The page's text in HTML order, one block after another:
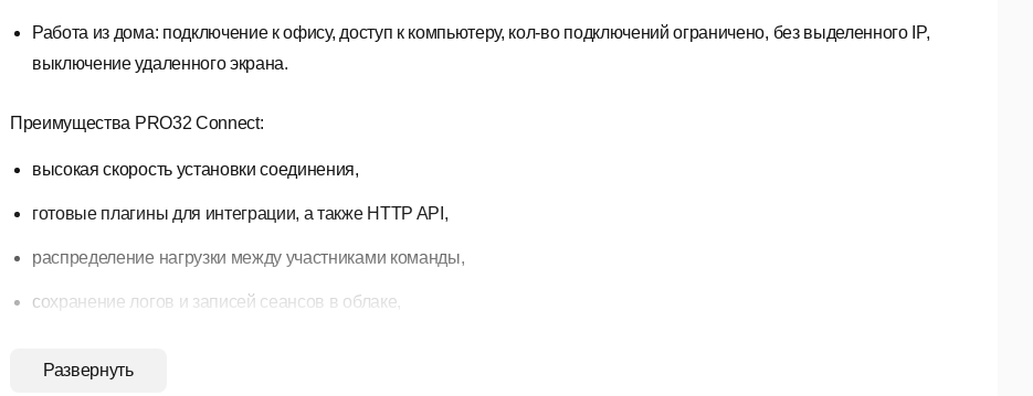
Работа из дома: подключение к офису, доступ к компьютеру, кол-во подключений ограничено, без выделенного IP,
выключение удаленного экрана.
Преимущества PRO32 Connect:
высокая скорость установки соединения,
готовые плагины для интеграции, а также HTTP API,
распределение нагрузки между участниками команды,
сохранение логов и записей сеансов в облаке,
Развернуть